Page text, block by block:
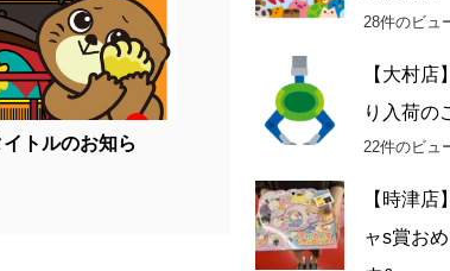
トルのお知ら
28件のビュ
【大村店
り入荷の
22件のビュ
【時津店
ャs賞お